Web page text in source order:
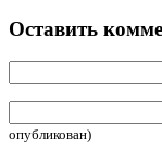
Оставить
опубликован)